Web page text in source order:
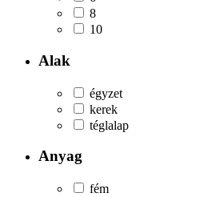
8
10
Alak
égyzet
kerek
téglalap
Anyag
fém